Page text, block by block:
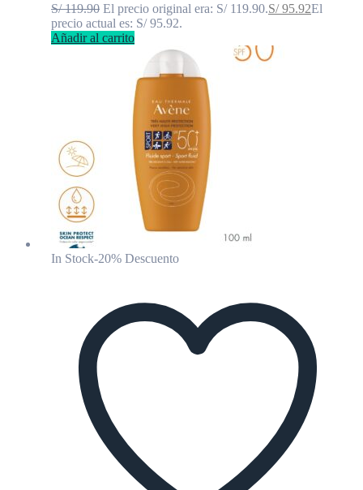
S/119.90 El precio original era: S/ 119.90.S/95.92El
precio actual es: S/ 95.92.
Añadir al carrito
In Stock-20% Descuento